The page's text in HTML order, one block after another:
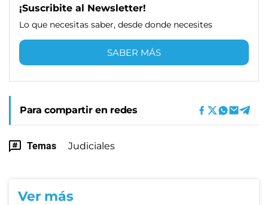
¡Suscribite al Newsletter!
Lo que necesitas saber, desde donde necesites
SABER MÁS
Para compartir en redes
Temas Judiciales
Ver más